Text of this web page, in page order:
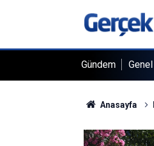
Gündem Genel
Anasayfa